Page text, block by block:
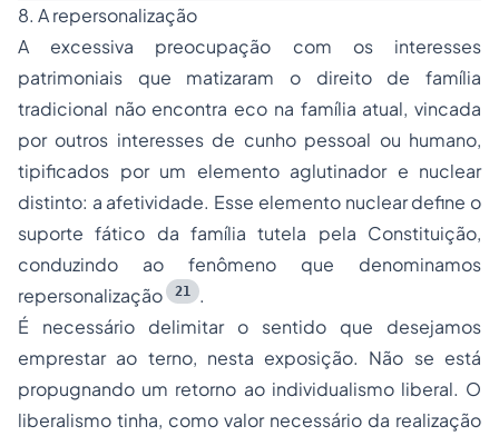
8. A repersonalização
A excessiva preocupação com os interesses
patrimoniais que matizaram o direito de família
tradicional não encontra eco na família atual, vincada
por outros interesses de cunho pessoal ou humano,
tipificados por um elemento aglutinador e nuclear
distinto: a afetividade. Esse elemento nuclear define o
suporte fático da família tutela pela Constituição,
conduzindo ao fenômeno que denominamos
repersonalização
21
.
É necessário delimitar o sentido que desejamos
emprestar ao terno, nesta exposição. Não se está
propugnando um retorno ao individualismo liberal. O
liberalismo tinha, como valor necessário da realização